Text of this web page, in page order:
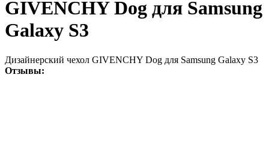
GIVENCHY Dog для Samsung
Galaxy S3
Дизайнерский чехол GIVENCHY Dog для Samsung Galaxy S3
Отзывы: